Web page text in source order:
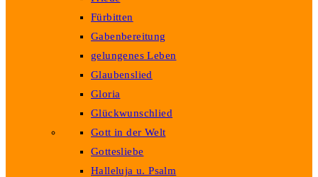
Fürbitten
Gabenbereitung
gelungenes Leben
Glaubenslied
Gloria
Glückwunschlied
Gott in der Welt
Gottesliebe
Halleluja u. Psalm